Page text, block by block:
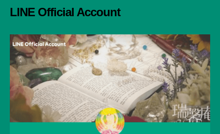
LINE Official Account